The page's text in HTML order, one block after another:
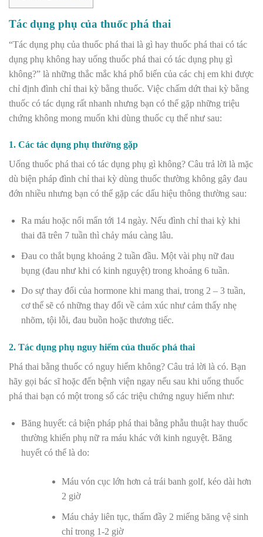
Tác dụng phụ của thuốc phá thai
“Tác dụng phụ của thuốc phá thai là gì hay thuốc phá thai có tác
dụng phụ không hay uống thuốc phá thai có tác dụng phụ gì
không?” là những thắc mắc khá phổ biến của các chị em khi được
chỉ định đình chỉ thai kỳ bằng thuốc. Việc chấm dứt thai kỳ bằng
thuốc có tác dụng rất nhanh nhưng bạn có thể gặp những triệu
chứng không mong muốn khi dùng thuốc cụ thể như sau:
1. Các tác dụng phụ thường gặp
Uống thuốc phá thai có tác dụng phụ gì không? Câu trả lời là mặc
dù biện pháp đình chỉ thai kỳ dùng thuốc thường không gây đau
đớn nhiều nhưng bạn có thể gặp các dấu hiệu thông thường sau:
Ra máu hoặc nổi mẩn tới 14 ngày. Nếu đình chỉ thai kỳ khi
thai đã trên 7 tuần thì chảy máu càng lâu.
Đau co thắt bụng khoảng 2 tuần đầu. Một vài phụ nữ đau
bụng (đau như khi có kinh nguyệt) trong khoảng 6 tuần.
Do sự thay đổi của hormone khi mang thai, trong 2 – 3 tuần,
cơ thể sẽ có những thay đổi về cảm xúc như cảm thấy nhẹ
nhõm, tội lỗi, đau buồn hoặc thương tiếc.
2. Tác dụng phụ nguy hiểm của thuốc phá thai
Phá thai bằng thuốc có nguy hiểm không? Câu trả lời là có. Bạn
hãy gọi bác sĩ hoặc đến bệnh viện ngay nếu sau khi uống thuốc
phá thai bạn có một trong số các triệu chứng nguy hiểm như:
Băng huyết: cả biện pháp phá thai bằng phẫu thuật hay thuốc
thường khiến phụ nữ ra máu khác với kinh nguyệt. Băng
huyết có thể là do:
Máu vón cục lớn hơn cả trái banh golf, kéo dài hơn
2 giờ
Máu chảy liên tục, thấm đầy 2 miếng băng vệ sinh
chỉ trong 1-2 giờ